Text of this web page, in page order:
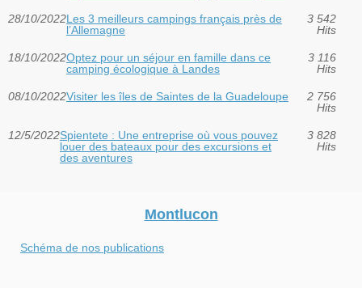
28/10/2022Les 3 meilleurs campings français près de
l’Allemagne
3 542
Hits
18/10/2022Optez pour un séjour en famille dans ce
camping écologique à Landes
3 116
Hits
08/10/2022Visiter les îles de Saintes de la Guadeloupe
2 756
Hits
12/5/2022Spientete : Une entreprise où vous pouvez
louer des bateaux pour des excursions et
des aventures
3 828
Hits
Montlucon
Schéma de nos publications